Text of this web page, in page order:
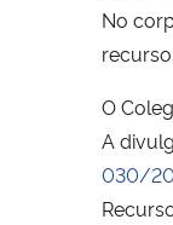
No
O
A
030/